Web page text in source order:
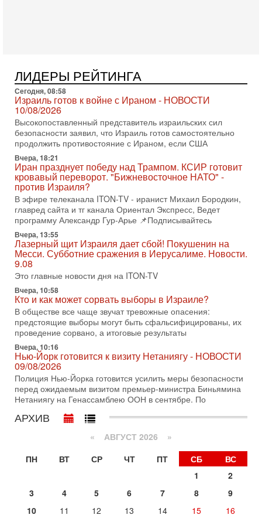
Ведет программу Александр Гур-Арье.
3-08-2026, 15:23
Иран задыхается. КСИР готовит удар! Россия теряет
последних союзников. Путин - псих!
В эфире ITON-TV доктор Эльдар Намазов , историк,
политолог, в прошлом – помощник Президента
Азербайджана Гейдара Алиева . Ведет программу
Александр
3-08-2026, 11:09
Выборы в Израиле в опасности?! ШАБАК формирует
спецотдел
В этом выпуске мы разбираем одну из самых тревожных
тем израильской политики. Известно, что израильская
Служба общей безопасности (ШАБАК) создала
3-08-2026, 08:32
Трамп и Иран: последний шанс - НОВОСТИ
03/08/2026
Президент США Дональд Трамп объявил о возобновлении
переговоров с Ираном, но Тегеран пока не подтвердил
готовность к диалогу. По словам американского
2-08-2026, 08:42
Трамп отменил удар по Ирану - НОВОСТИ
02/08/2026
Президент США Дональд Трамп сегодня заявил об отмене
подготовленного удара по Ирану после обращений
Тегерана и других стран региона. По его словам,
1-08-2026, 17:50
«Русский голос» Израиля: кто заберет его на этот
раз?
меняли политический ландшафт Израиля. Достаточно
Тайны закрытых дверей: о чём на самом деле
молчат Трамп и Нетаньяху?
Недавний визит премьер-министра Израиля Биньямина
Нетаньяху в США и его встреча с Дональдом Трампом
оставили больше вопросов, чем ответов. Полная
Сегодня, 08:58
ЛИДЕРЫ РЕЙТИНГА
Сегодня, 08:58
Израиль готов к войне с Ираном - НОВОСТИ
10/08/2026
Высокопоставленный представитель израильских сил
безопасности заявил, что Израиль готов самостоятельно
продолжить противостояние с Ираном, если США
Вчера, 18:21
Иран празднует победу над Трампом. КСИР готовит
кровавый переворот. "Бижневосточное НАТО" -
против Израиля?
В эфире телеканала ITON-TV - иранист Михаил Бородкин,
главред сайта и тг канала Ориентал Экспресс, Ведет
программу Александр Гур-Арье 📌Подписывайтесь
Вчера, 13:55
Лазерный щит Израиля дает сбой! Покушенин на
Месси. Субботние сражения в Иерусалиме. Новости.
9.08
Это главные новости дня на ITON-TV
Вчера, 10:58
Кто и как может сорвать выборы в Израиле?
В обществе все чаще звучат тревожные опасения:
предстоящие выборы могут быть сфальсифицированы, их
проведение сорвано, а итоговые результаты
Вчера, 10:16
Нью-Йорк готовится к визиту Нетаниягу - НОВОСТИ
09/08/2026
Полиция Нью-Йорка готовится усилить меры безопасности
перед ожидаемым визитом премьер-министра Биньямина
Нетаниягу на Генассамблею ООН в сентябре. По
АРХИВ
« АВГУСТ 2026 »
ПН
ВТ СР ЧТ ПТ СБ
ВС
1
2
3
4 5 6 7 8
9
10
11 12 13 14 15
16